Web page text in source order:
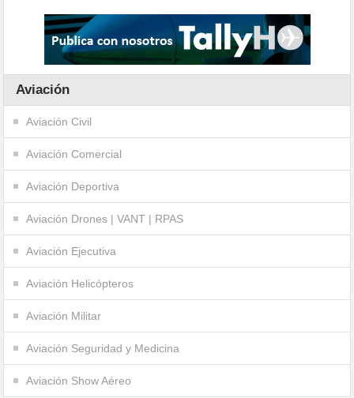
Aviación
Aviación Civil
Aviación Comercial
Aviación Deportiva
Aviación Drones | VANT | RPAS
Aviación Ejecutiva
Aviación Helicópteros
Aviación Militar
Aviación Seguridad y Medicina
Aviación Show Aéreo